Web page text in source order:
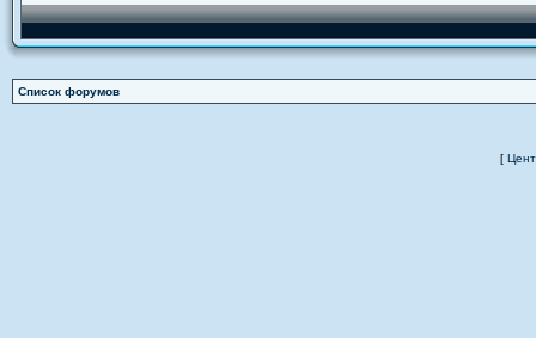
Список форумов
[